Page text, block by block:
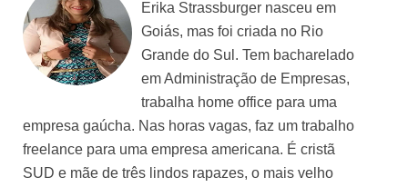
Erika Strassburger nasceu em
Goiás, mas foi criada no Rio
Grande do Sul. Tem bacharelado
em Administração de Empresas,
trabalha home office para uma
empresa gaúcha. Nas horas vagas, faz um trabalho
freelance para uma empresa americana. É cristã
SUD e mãe de três lindos rapazes, o mais velho